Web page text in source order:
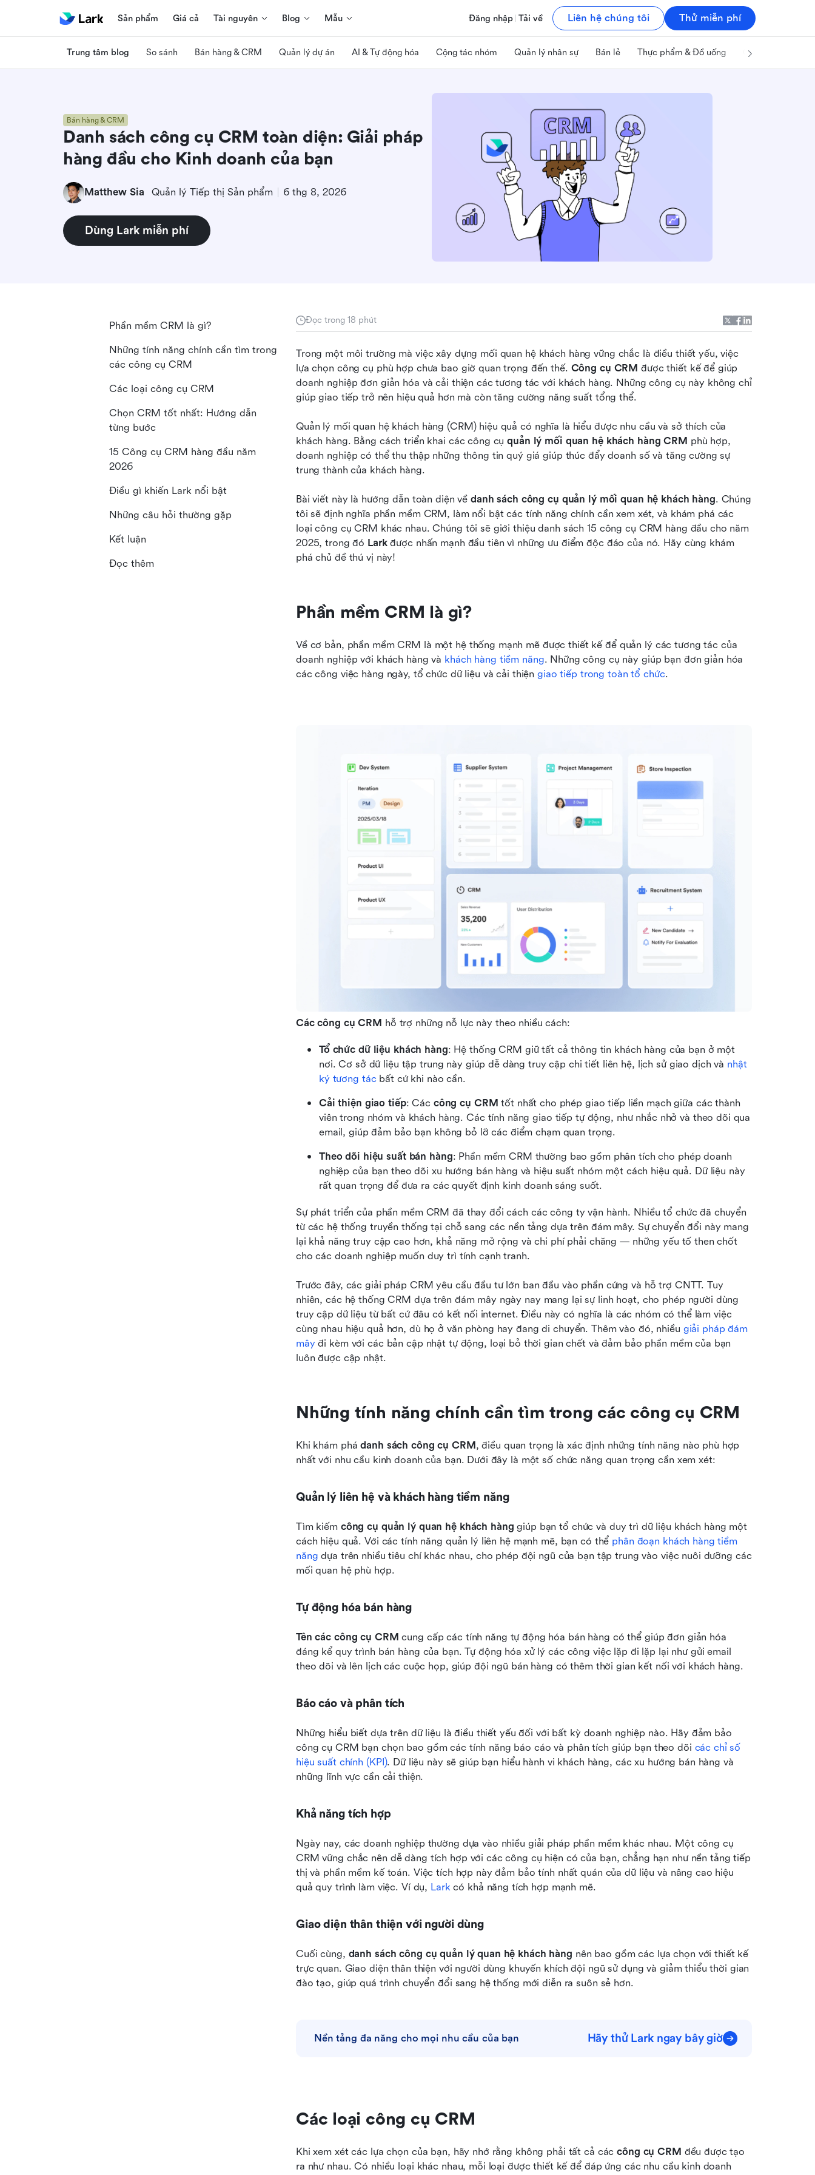
Sản phẩm Giá cả Tài nguyên Blog Mẫu Đăng nhập Tải về Liên hệ chúng tôi Thử miễn phí
Trung tâm blog So sánh Bán hàng & CRM Quản lý dự án AI & Tự động hóa Cộng tác nhóm Quản lý nhân sự Bán lẻ Thực phẩm & Đồ uống Công nghệ & IT
Bán hàng & CRM
Danh sách công cụ CRM toàn diện: Giải pháp
hàng đầu cho Kinh doanh của bạn
Matthew Sia Quản lý Tiếp thị Sản phẩm 6 thg 8, 2026
Dùng Lark miễn phí
Đọc trong 18 phút
Trong một môi trường mà việc xây dựng mối quan hệ khách hàng vững chắc là điều thiết yếu, việc
lựa chọn công cụ phù hợp chưa bao giờ quan trọng đến thế. Công cụ CRM được thiết kế để giúp
doanh nghiệp đơn giản hóa và cải thiện các tương tác với khách hàng. Những công cụ này không chỉ
giúp giao tiếp trở nên hiệu quả hơn mà còn tăng cường năng suất tổng thể.
Quản lý mối quan hệ khách hàng (CRM) hiệu quả có nghĩa là hiểu được nhu cầu và sở thích của
khách hàng. Bằng cách triển khai các công cụ quản lý mối quan hệ khách hàng CRM phù hợp,
doanh nghiệp có thể thu thập những thông tin quý giá giúp thúc đẩy doanh số và tăng cường sự
trung thành của khách hàng.
Bài viết này là hướng dẫn toàn diện về danh sách công cụ quản lý mối quan hệ khách hàng. Chúng
tôi sẽ định nghĩa phần mềm CRM, làm nổi bật các tính năng chính cần xem xét, và khám phá các
loại công cụ CRM khác nhau. Chúng tôi sẽ giới thiệu danh sách 15 công cụ CRM hàng đầu cho năm
2025, trong đó Lark được nhấn mạnh đầu tiên vì những ưu điểm độc đáo của nó. Hãy cùng khám
phá chủ đề thú vị này!
Phần mềm CRM là gì?
Về cơ bản, phần mềm CRM là một hệ thống mạnh mẽ được thiết kế để quản lý các tương tác của
doanh nghiệp với khách hàng và khách hàng tiềm năng. Những công cụ này giúp bạn đơn giản hóa
các công việc hàng ngày, tổ chức dữ liệu và cải thiện giao tiếp trong toàn tổ chức.
Các công cụ CRM hỗ trợ những nỗ lực này theo nhiều cách:
Tổ chức dữ liệu khách hàng: Hệ thống CRM giữ tất cả thông tin khách hàng của bạn ở một
nơi. Cơ sở dữ liệu tập trung này giúp dễ dàng truy cập chi tiết liên hệ, lịch sử giao dịch và nhật
ký tương tác bất cứ khi nào cần.
Cải thiện giao tiếp: Các công cụ CRM tốt nhất cho phép giao tiếp liền mạch giữa các thành
viên trong nhóm và khách hàng. Các tính năng giao tiếp tự động, như nhắc nhở và theo dõi qua
email, giúp đảm bảo bạn không bỏ lỡ các điểm chạm quan trọng.
Theo dõi hiệu suất bán hàng: Phần mềm CRM thường bao gồm phân tích cho phép doanh
nghiệp của bạn theo dõi xu hướng bán hàng và hiệu suất nhóm một cách hiệu quả. Dữ liệu này
rất quan trọng để đưa ra các quyết định kinh doanh sáng suốt.
Sự phát triển của phần mềm CRM đã thay đổi cách các công ty vận hành. Nhiều tổ chức đã chuyển
từ các hệ thống truyền thống tại chỗ sang các nền tảng dựa trên đám mây. Sự chuyển đổi này mang
lại khả năng truy cập cao hơn, khả năng mở rộng và chi phí phải chăng — những yếu tố then chốt
cho các doanh nghiệp muốn duy trì tính cạnh tranh.
Trước đây, các giải pháp CRM yêu cầu đầu tư lớn ban đầu vào phần cứng và hỗ trợ CNTT. Tuy
nhiên, các hệ thống CRM dựa trên đám mây ngày nay mang lại sự linh hoạt, cho phép người dùng
truy cập dữ liệu từ bất cứ đâu có kết nối internet. Điều này có nghĩa là các nhóm có thể làm việc
cùng nhau hiệu quả hơn, dù họ ở văn phòng hay đang di chuyển. Thêm vào đó, nhiều giải pháp đám
mây đi kèm với các bản cập nhật tự động, loại bỏ thời gian chết và đảm bảo phần mềm của bạn
luôn được cập nhật.
Những tính năng chính cần tìm trong các công cụ CRM
Khi khám phá danh sách công cụ CRM, điều quan trọng là xác định những tính năng nào phù hợp
nhất với nhu cầu kinh doanh của bạn. Dưới đây là một số chức năng quan trọng cần xem xét:
Quản lý liên hệ và khách hàng tiềm năng
Tìm kiếm công cụ quản lý quan hệ khách hàng giúp bạn tổ chức và duy trì dữ liệu khách hàng một
cách hiệu quả. Với các tính năng quản lý liên hệ mạnh mẽ, bạn có thể phân đoạn khách hàng tiềm
năng dựa trên nhiều tiêu chí khác nhau, cho phép đội ngũ của bạn tập trung vào việc nuôi dưỡng các
mối quan hệ phù hợp.
Tự động hóa bán hàng
Tên các công cụ CRM cung cấp các tính năng tự động hóa bán hàng có thể giúp đơn giản hóa
đáng kể quy trình bán hàng của bạn. Tự động hóa xử lý các công việc lặp đi lặp lại như gửi email
theo dõi và lên lịch các cuộc họp, giúp đội ngũ bán hàng có thêm thời gian kết nối với khách hàng.
Báo cáo và phân tích
Những hiểu biết dựa trên dữ liệu là điều thiết yếu đối với bất kỳ doanh nghiệp nào. Hãy đảm bảo
công cụ CRM bạn chọn bao gồm các tính năng báo cáo và phân tích giúp bạn theo dõi các chỉ số
hiệu suất chính (KPI). Dữ liệu này sẽ giúp bạn hiểu hành vi khách hàng, các xu hướng bán hàng và
những lĩnh vực cần cải thiện.
Khả năng tích hợp
Ngày nay, các doanh nghiệp thường dựa vào nhiều giải pháp phần mềm khác nhau. Một công cụ
CRM vững chắc nên dễ dàng tích hợp với các công cụ hiện có của bạn, chẳng hạn như nền tảng tiếp
thị và phần mềm kế toán. Việc tích hợp này đảm bảo tính nhất quán của dữ liệu và nâng cao hiệu
quả quy trình làm việc. Ví dụ, Lark có khả năng tích hợp mạnh mẽ.
Giao diện thân thiện với người dùng
Cuối cùng, danh sách công cụ quản lý quan hệ khách hàng nên bao gồm các lựa chọn với thiết kế
trực quan. Giao diện thân thiện với người dùng khuyến khích đội ngũ sử dụng và giảm thiểu thời gian
đào tạo, giúp quá trình chuyển đổi sang hệ thống mới diễn ra suôn sẻ hơn.
Nền tảng đa năng cho mọi nhu cầu của bạn Hãy thử Lark ngay bây giờ
Các loại công cụ CRM
Khi xem xét các lựa chọn của bạn, hãy nhớ rằng không phải tất cả các công cụ CRM đều được tạo
ra như nhau. Có nhiều loại khác nhau, mỗi loại được thiết kế để đáp ứng các nhu cầu kinh doanh
Phần mềm CRM là gì?
Những tính năng chính cần tìm trong
các công cụ CRM
Các loại công cụ CRM
Chọn CRM tốt nhất: Hướng dẫn
từng bước
15 Công cụ CRM hàng đầu năm
2026
Điều gì khiến Lark nổi bật
Những câu hỏi thường gặp
Kết luận
Đọc thêm